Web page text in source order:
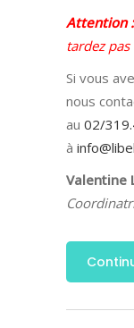
Attention
tardez
Si vous
nous
au 02/
à
Valentine